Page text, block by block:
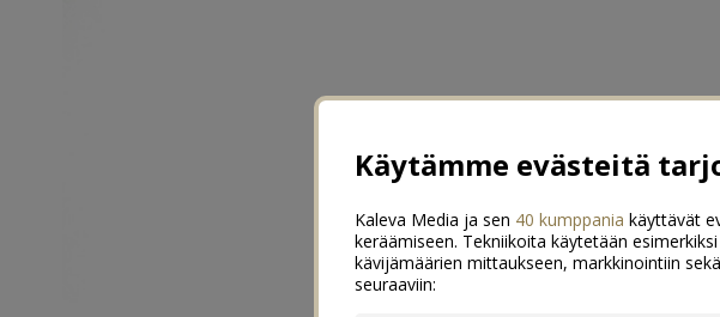
Käytämme evästeitä
Kaleva Media ja sen 40 kumppania käyttävät
keräämiseen. Tekniikoita käytetään
kävijämäärien mittaukseen, markkinointiin
seuraaviin: